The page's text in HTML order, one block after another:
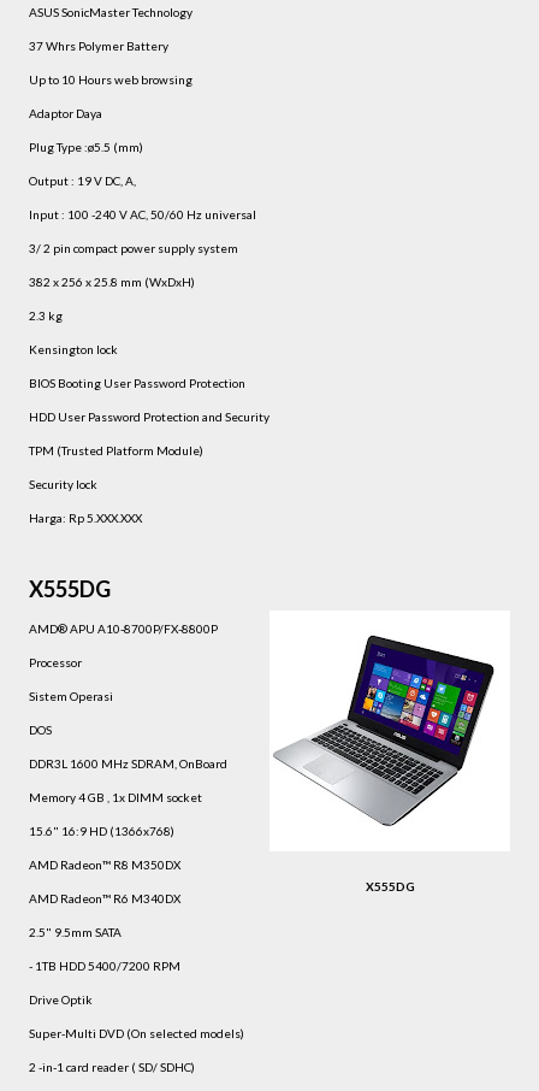
ASUS SonicMaster Technology
37 Whrs Polymer Battery
Up to 10 Hours web browsing
Adaptor Daya
Plug Type :ø5.5 (mm)
Output : 19 V DC, A,
Input : 100 -240 V AC, 50/60 Hz universal
3/ 2 pin compact power supply system
382 x 256 x 25.8 mm (WxDxH)
2.3 kg
Kensington lock
BIOS Booting User Password Protection
HDD User Password Protection and Security
TPM (Trusted Platform Module)
Security lock
Harga: Rp 5.XXX.XXX
X555DG
X555DG
AMD® APU A10-8700P/FX-8800P
Processor
Sistem Operasi
DOS
DDR3L 1600 MHz SDRAM, OnBoard
Memory 4 GB , 1x DIMM socket
15.6" 16:9 HD (1366x768)
AMD Radeon™ R8 M350DX
AMD Radeon™ R6 M340DX
2.5" 9.5mm SATA
- 1TB HDD 5400/7200 RPM
Drive Optik
Super-Multi DVD (On selected models)
2 -in-1 card reader ( SD/ SDHC)